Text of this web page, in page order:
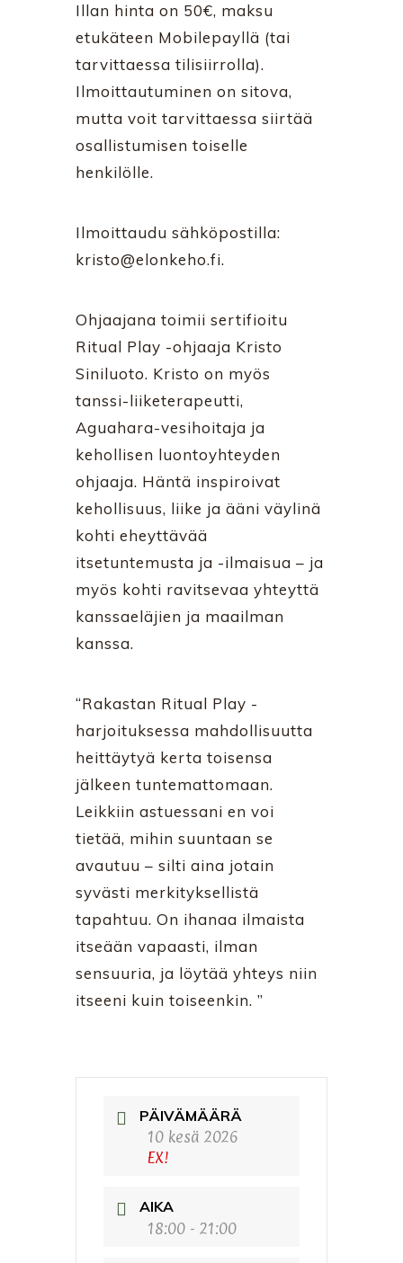
Illan hinta on 50€, maksu
etukäteen Mobilepayllä (tai
tarvittaessa tilisiirrolla).
Ilmoittautuminen on sitova,
mutta voit tarvittaessa siirtää
osallistumisen toiselle
henkilölle.
Ilmoittaudu sähköpostilla:
kristo@elonkeho.fi.
Ohjaajana toimii sertifioitu
Ritual Play -ohjaaja Kristo
Siniluoto. Kristo on myös
tanssi-liiketerapeutti,
Aguahara-vesihoitaja ja
kehollisen luontoyhteyden
ohjaaja. Häntä inspiroivat
kehollisuus, liike ja ääni väylinä
kohti eheyttävää
itsetuntemusta ja -ilmaisua – ja
myös kohti ravitsevaa yhteyttä
kanssaeläjien ja maailman
kanssa.
“Rakastan Ritual Play -
harjoituksessa mahdollisuutta
heittäytyä kerta toisensa
jälkeen tuntemattomaan.
Leikkiin astuessani en voi
tietää, mihin suuntaan se
avautuu – silti aina jotain
syvästi merkityksellistä
tapahtuu. On ihanaa ilmaista
itseään vapaasti, ilman
sensuuria, ja löytää yhteys niin
itseeni kuin toiseenkin. ”
PÄIVÄMÄÄRÄ
10 kesä 2026
EX!
AIKA
18:00 - 21:00